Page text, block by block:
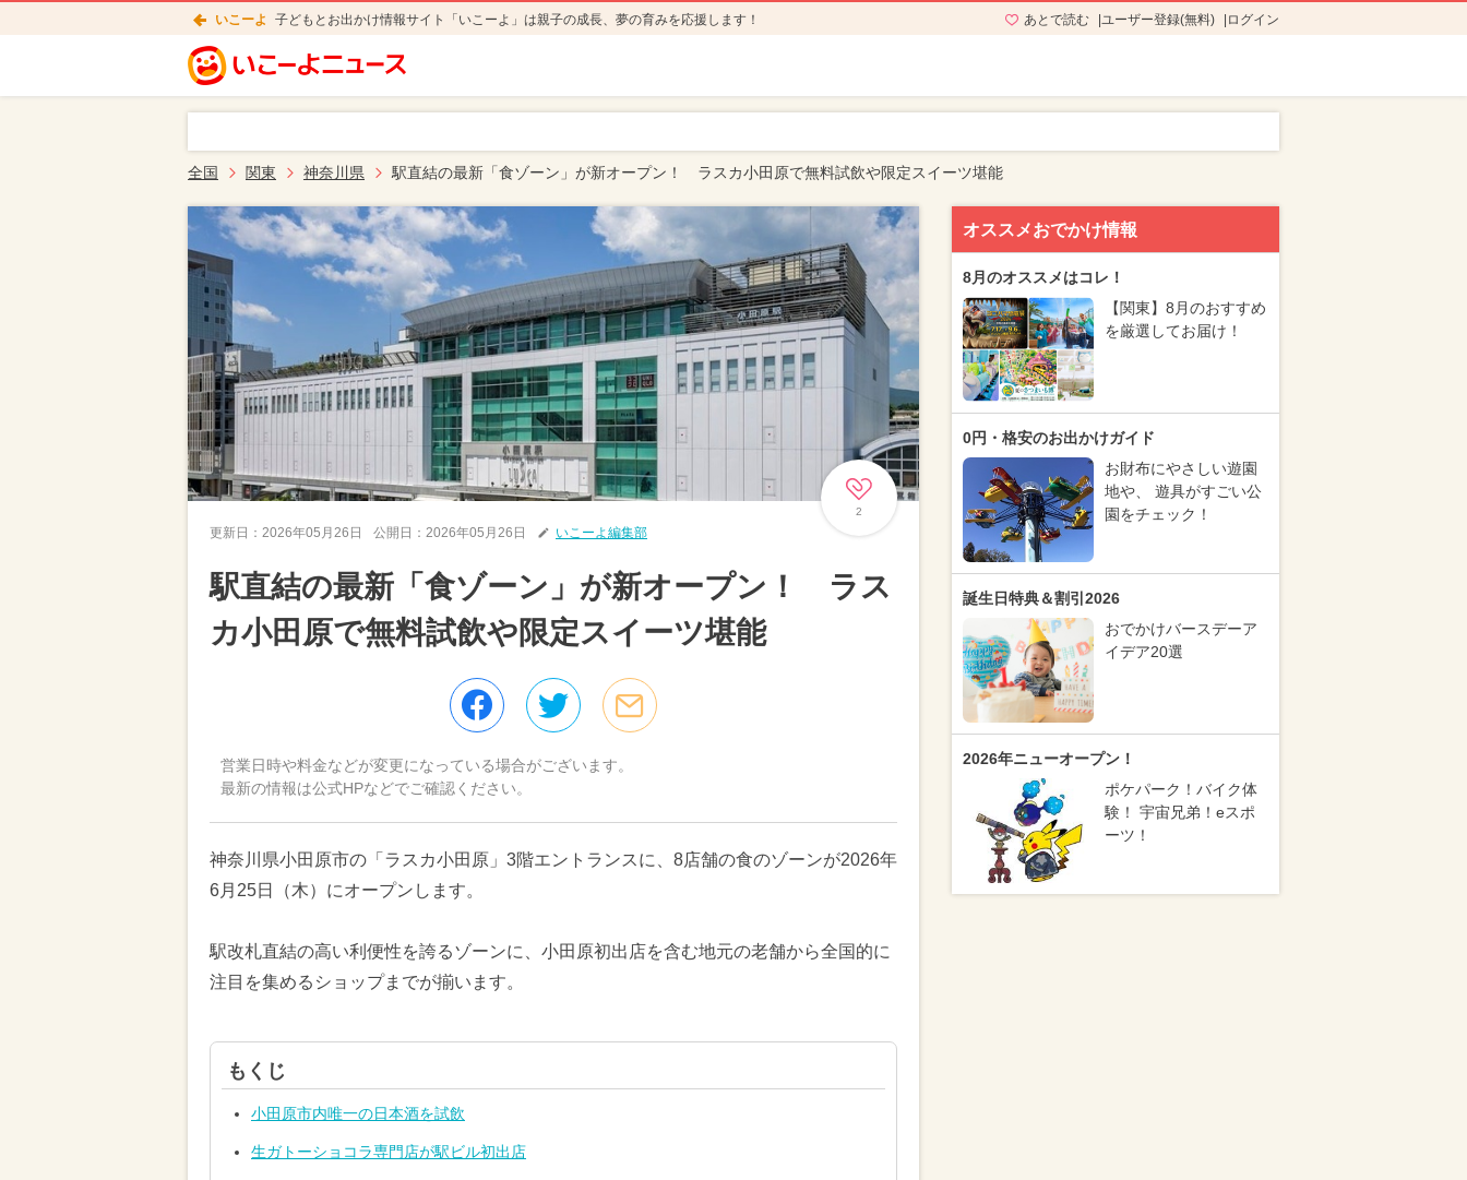
いこーよ 子どもとお出かけ情報サイト「いこーよ」は親子の成長、夢の育みを応援します！ あとで読む ユーザー登録(無料) ログイン
全国 関東 神奈川県 駅直結の最新「食ゾーン」が新オープン！ ラスカ小田原で無料試飲や限定スイーツ堪能
2
更新日： 2026年05月26日 公開日： 2026年05月26日 いこーよ編集部
駅直結の最新「食ゾーン」が新オープン！ ラス
カ小田原で無料試飲や限定スイーツ堪能
営業日時や料金などが変更になっている場合がございます。
最新の情報は公式HPなどでご確認ください。
神奈川県小田原市の「ラスカ小田原」3階エントランスに、8店舗の食のゾーンが2026年
6月25日（木）にオープンします。
駅改札直結の高い利便性を誇るゾーンに、小田原初出店を含む地元の老舗から全国的に
注目を集めるショップまでが揃います。
もくじ
小田原市内唯一の日本酒を試飲
生ガトーショコラ専門店が駅ビル初出店
オススメおでかけ情報
8月のオススメはコレ！
【関東】8月のおすすめ
を厳選してお届け！
0円・格安のお出かけガイド
お財布にやさしい遊園
地や、 遊具がすごい公
園をチェック！
誕生日特典＆割引2026
おでかけバースデーア
イデア20選
2026年ニューオープン！
ポケパーク！バイク体
験！ 宇宙兄弟！eスポ
ーツ！